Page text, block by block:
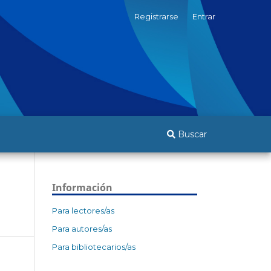
Buscar
Registrarse Entrar
Información
Para lectores/as
Para autores/as
Para bibliotecarios/as